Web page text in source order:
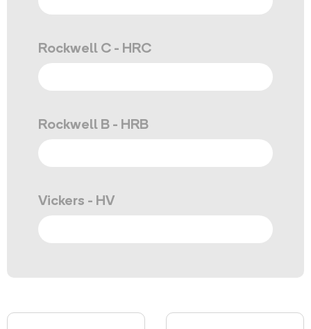
Rockwell C - HRC
Rockwell B - HRB
Vickers - HV